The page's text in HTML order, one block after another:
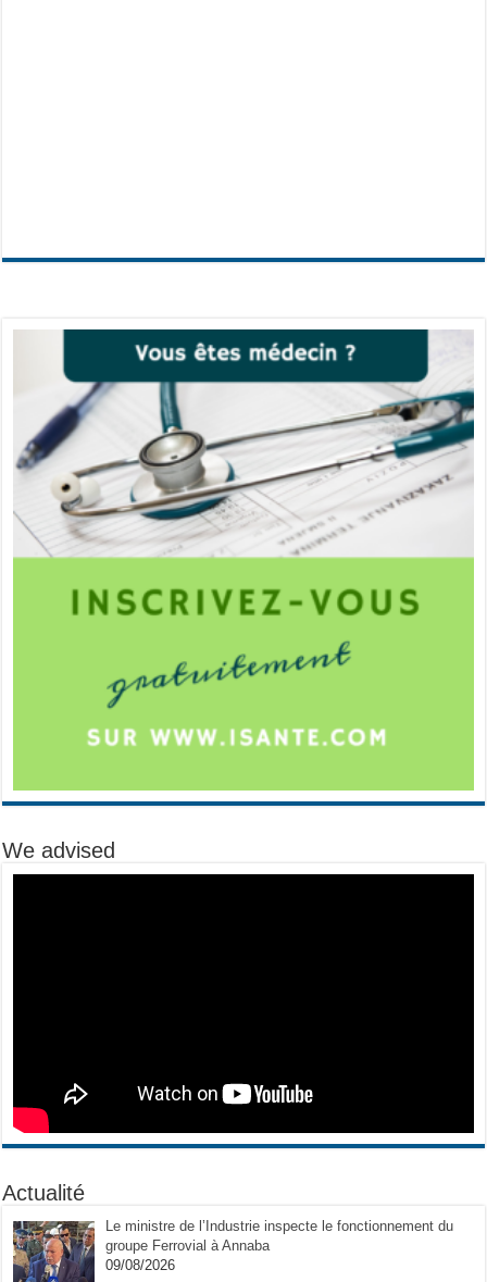
We advised
Actualité
Le ministre de l’Industrie inspecte le fonctionnement du
groupe Ferrovial à Annaba
09/08/2026